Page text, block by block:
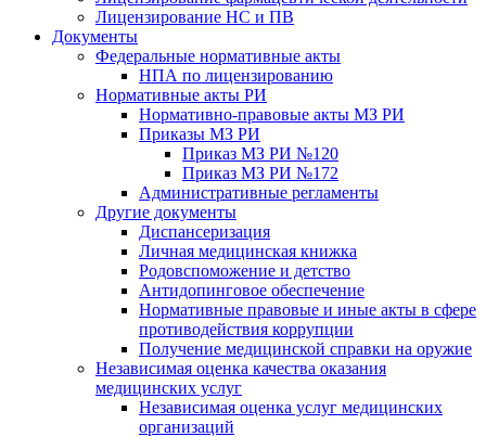
Лицензирование НС и ПВ
Документы
Федеральные нормативные акты
НПА по лицензированию
Нормативные акты РИ
Нормативно-правовые акты МЗ РИ
Приказы МЗ РИ
Приказ МЗ РИ №120
Приказ МЗ РИ №172
Административные регламенты
Другие документы
Диспансеризация
Личная медицинская книжка
Родовспоможение и детство
Антидопинговое обеспечение
Нормативные правовые и иные акты в сфере
противодействия коррупции
Получение медицинской справки на оружие
Независимая оценка качества оказания
медицинских услуг
Независимая оценка услуг медицинскиx
организаций